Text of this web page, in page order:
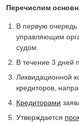
Перечислим
В первую
управляющим
судом.
В течение 3 дней
Ликвидационной
кредиторов,
Кредиторами
Утверждается